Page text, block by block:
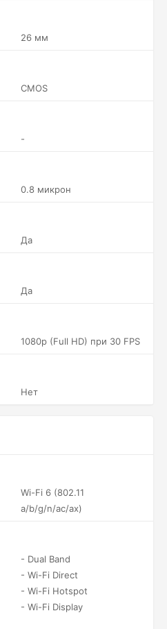
26 мм
CMOS
-
0.8 микрон
Да
Да
1080p (Full HD) при 30 FPS
Нет
Wi-Fi 6 (802.11
a/b/g/n/ac/ax)
- Dual Band
- Wi-Fi Direct
- Wi-Fi Hotspot
- Wi-Fi Display